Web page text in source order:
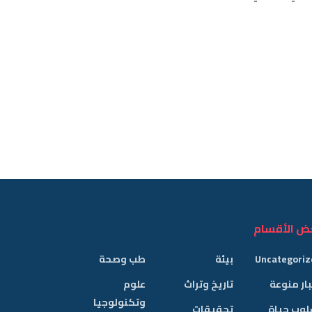
الأقسام
منوعة
بيئة
تاريخ وتراث
طب وصحة
علوم
وتكنولوجيا